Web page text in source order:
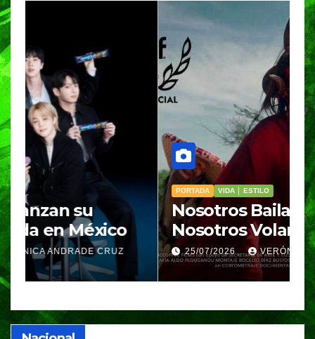
PORTADA
Nosotros Bailamos,
Nosotros Volamos llega al
GIFF
25/07/2026 VERÓNICA ANDRADE CRUZ